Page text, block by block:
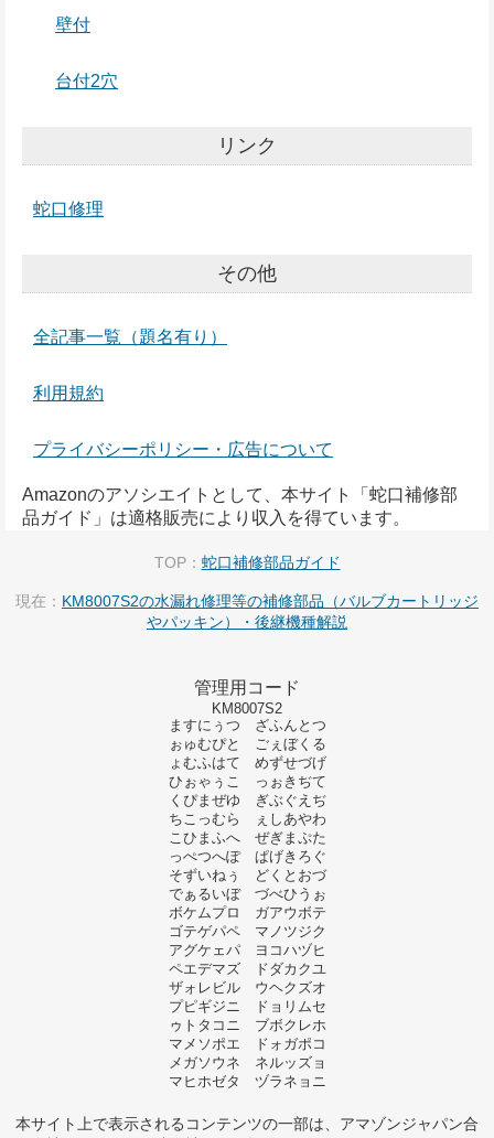
壁付
台付2穴
リンク
蛇口修理
その他
全記事一覧（題名有り）
利用規約
プライバシーポリシー・広告について
Amazonのアソシエイトとして、本サイト「蛇口補修部
品ガイド」は適格販売により収入を得ています。
TOP： 蛇口補修部品ガイド
現在： KM8007S2の水漏れ修理等の補修部品（バルブカートリッジ
やパッキン）・後継機種解説
管理用コード
KM8007S2
ますにぅつ ざふんとつ
ぉゅむぴと ごぇぼくる
ょむふはて めずせづげ
ひぉゃぅこ っぉきぢて
くぴまぜゆ ぎぶぐえぢ
ちこっむら ぇしあやわ
こひまふへ ぜぎまぷた
っぺつへぽ ぱげきろぐ
そずいねぅ どくとおづ
でぁるいぼ づべひうぉ
ボケムプロ ガアウボテ
ゴテゲパペ マノツジク
アグケェパ ヨコハヅヒ
ペエデマズ ドダカクユ
ザォレビル ウヘクズオ
プピギジニ ドョリムセ
ゥトタコニ ブボクレホ
マメソポエ ドォガポコ
メガソウネ ネルッズョ
マヒホゼタ ヅラネョニ
本サイト上で表示されるコンテンツの一部は、アマゾンジャパン合